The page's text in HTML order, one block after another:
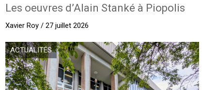
Les oeuvres d’Alain Stanké à Piopolis
Xavier Roy / 27 juillet 2026
ACTUALITÉS